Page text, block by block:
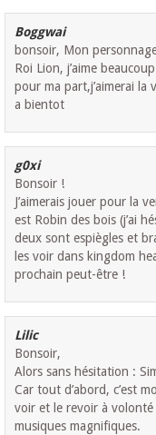
Boggwai
bonsoir, Mon
Roi Lion, j’aime
pour ma part,j’aimerai la
a bientot
g0xi
Bonsoir !
J’aimerais jouer pour la
est Robin des bois (j’ai
deux sont espiègles et
les voir dans kingdom
prochain peut-être !
Lilic
Bonsoir,
Alors sans hésitation :
Car tout d’abord, c’est
voir et le revoir à volonté
musiques magnifiques.